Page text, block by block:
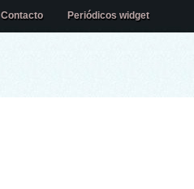
Contacto Periódicos widget